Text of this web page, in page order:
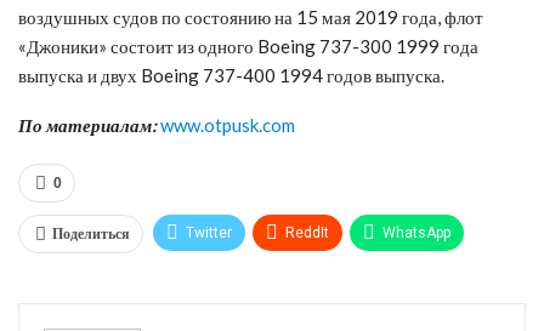
воздушных судов по состоянию на 15 мая 2019 года, флот
«Джоники» состоит из одного Boeing 737-300 1999 года
выпуска и двух Boeing 737-400 1994 годов выпуска.
По материалам:www.otpusk.com
0
Поделиться Twitter ReddIt WhatsApp